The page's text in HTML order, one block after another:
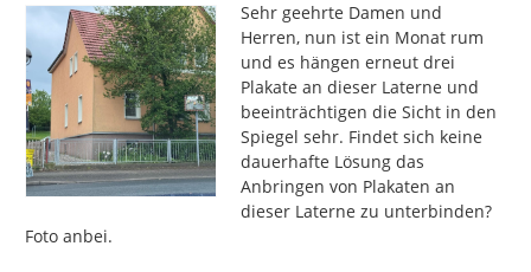
Sehr geehrte Damen und
Herren, nun ist ein Monat rum
und es hängen erneut drei
Plakate an dieser Laterne und
beeinträchtigen die Sicht in den
Spiegel sehr. Findet sich keine
dauerhafte Lösung das
Anbringen von Plakaten an
dieser Laterne zu unterbinden?
Foto anbei.